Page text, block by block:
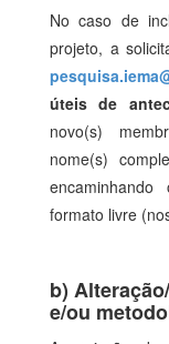
No caso de
projeto, a
úteis de
novo(s)
nome(s)
formato livre
b)
e/ou